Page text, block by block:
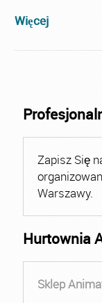
Więcej
Zapisz Się
Warszawy.
Hurtownia
Sklep